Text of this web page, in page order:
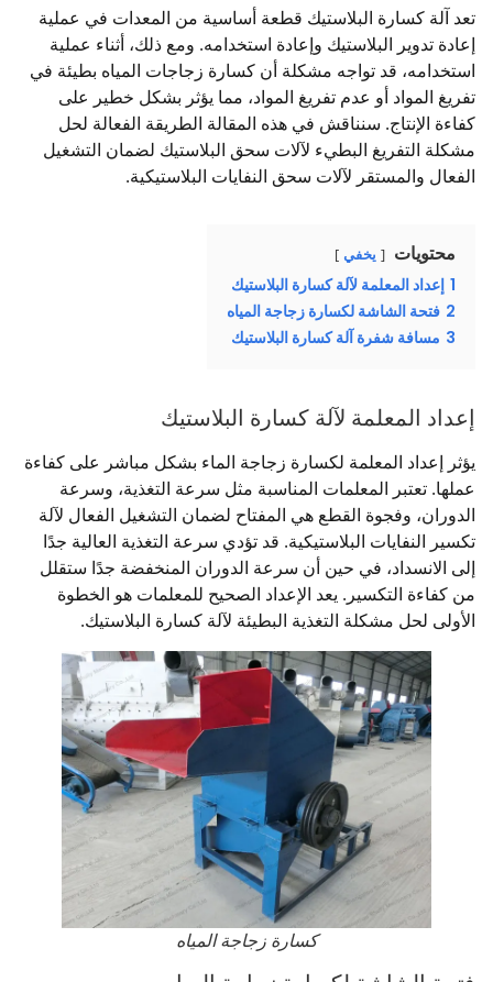
تعد آلة كسارة البلاستيك قطعة أساسية من المعدات في عملية
إعادة تدوير البلاستيك وإعادة استخدامه. ومع ذلك، أثناء عملية
استخدامه، قد تواجه مشكلة أن كسارة زجاجات المياه بطيئة في
تفريغ المواد أو عدم تفريغ المواد، مما يؤثر بشكل خطير على
كفاءة الإنتاج. سنناقش في هذه المقالة الطريقة الفعالة لحل
مشكلة التفريغ البطيء لآلات سحق البلاستيك لضمان التشغيل
الفعال والمستقر لآلات سحق النفايات البلاستيكية.
محتويات يخفي
1 إعداد المعلمة لآلة كسارة البلاستيك
2 فتحة الشاشة لكسارة زجاجة المياه
3 مسافة شفرة آلة كسارة البلاستيك
إعداد المعلمة لآلة كسارة البلاستيك
يؤثر إعداد المعلمة لكسارة زجاجة الماء بشكل مباشر على كفاءة
عملها. تعتبر المعلمات المناسبة مثل سرعة التغذية، وسرعة
الدوران، وفجوة القطع هي المفتاح لضمان التشغيل الفعال لآلة
تكسير النفايات البلاستيكية. قد تؤدي سرعة التغذية العالية جدًا
إلى الانسداد، في حين أن سرعة الدوران المنخفضة جدًا ستقلل
من كفاءة التكسير. يعد الإعداد الصحيح للمعلمات هو الخطوة
الأولى لحل مشكلة التغذية البطيئة لآلة كسارة البلاستيك.
كسارة زجاجة المياه